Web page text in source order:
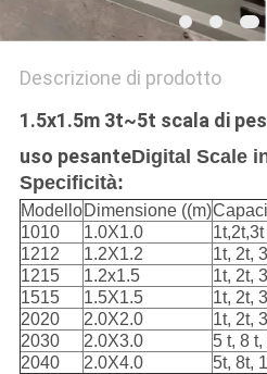
Descrizione di prodotto
1.5x1.5m 3t~5t scala di
uso pesanteDigital Scale
Specificità:
ModelloDimensione ((m)
1010
1.0X1.0
1t,2t,3t
1212
1.2X1.2
1t, 2t,
1215
1.2x1.5
1t, 2t,
1515
1.5X1.5
1t, 2t,
2020
2.0X2.0
1t, 2t,
2030
2.0X3.0
5 t, 8 t,
2040
2.0X4.0 5t, 8t,